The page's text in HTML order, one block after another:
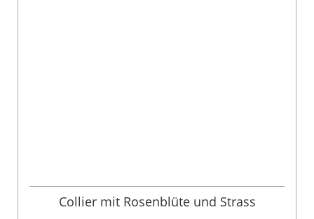
Collier mit Rosenblüte und Strass